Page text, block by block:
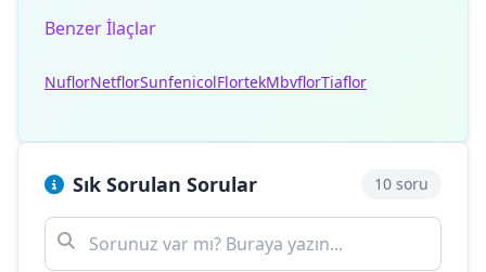
Benzer İlaçlar
NuflorNetflorSunfenicolFlortekMbvflorTiaflor
Sık Sorulan Sorular 10 soru